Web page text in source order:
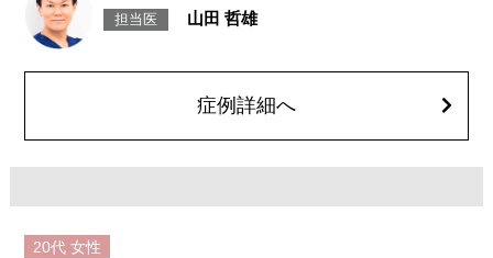
じることがございます。注入箇所を強く刺激するようなマッサージは1〜2
週間ほどお控えください。
費用：レスチレン 1部位43,800円(税込)～76,800円(税込)
ジュビダームウルトラXC・ジュビダームウルトラ＋XC 1部位98,800円(税
クレヴィエルコントア・クレヴィエルプライム 1部位79,100円(税込)～
オプション 表面麻酔 3,300円(税込) 笑気麻酔 3,300円(税込)
担当医 山田 哲雄
症例詳細へ
20代 女性